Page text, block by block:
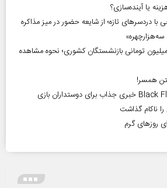
یا آینده‌سازی؟
تازه؛ از شایعه حضور در میز مذاکره
سه‌هزارچهره»
استعلام وام ضروری ۷۵ میلیون تومانی بازنشستگان کشوری؛ نحوه مشاهده
همسر!
ناکام گذاشت
روز‌های گرم